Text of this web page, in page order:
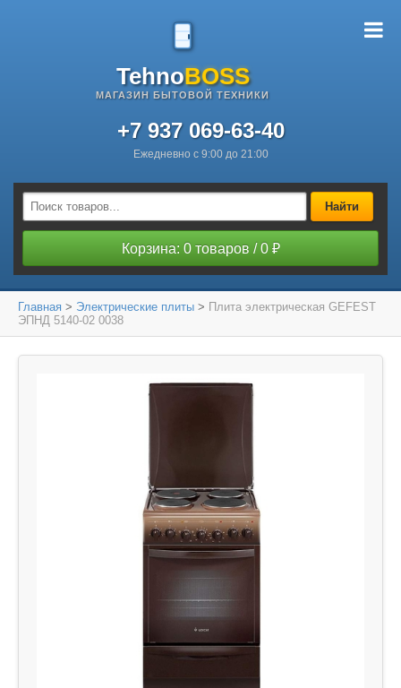
TehnoBOSS
МАГАЗИН БЫТОВОЙ ТЕХНИКИ
+7 937 069-63-40
Ежедневно с 9:00 до 21:00
Найти
Корзина: 0 товаров / 0 ₽
Главная > Электрические плиты > Плита электрическая GEFEST
ЭПНД 5140-02 0038